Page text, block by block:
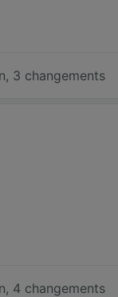
, 3 changements
, 4 changements